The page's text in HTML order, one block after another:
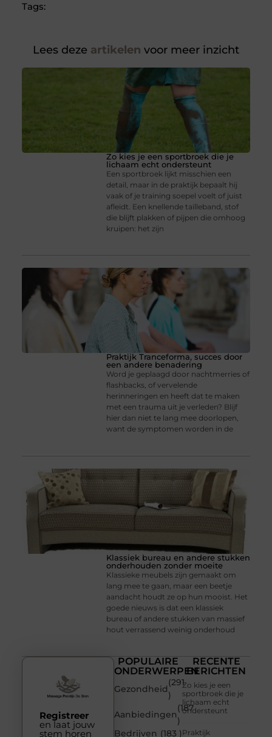
Tags:
Lees deze artikelen voor meer inzicht
Zo kies je een sportbroek die je
lichaam echt ondersteunt
Een sportbroek lijkt misschien een
detail, maar in de praktijk bepaalt hij
vaak of je training soepel voelt of juist
afleidt. Een knellende tailleband, stof
die blijft plakken of pijpen die omhoog
kruipen: het zijn
Praktijk Tranceforma, succes door
een andere benadering
Word je geplaagd door nachtmerries of
flashbacks, of vervelende
herinneringen en heeft dat te maken
met een trauma uit je verleden? Blijf
hier dan niet te lang mee doorlopen,
want de symptomen worden in de
Klassiek bureau en andere stukken
onderhouden zonder moeite
Klassieke meubels zijn gemaakt om
lang mee te gaan, maar een beetje
aandacht houdt ze op hun mooist. Het
goede nieuws is dat een klassiek
bureau of andere stukken van massief
hout verrassend weinig onderhoud
POPULAIRE
ONDERWERPEN
Gezondheid
(291
)
Aanbiedingen
(187
)
Bedrijven (183 )
RECENTE
BERICHTEN
Zo kies je een
sportbroek die je
lichaam echt
ondersteunt
Praktijk
Registreer
en laat jouw
stem horen